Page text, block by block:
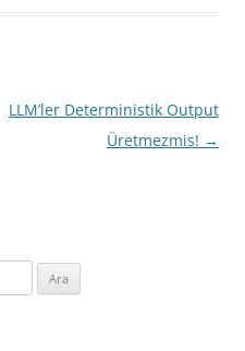
LLM’ler Deterministik Output
Üretmezmis! →